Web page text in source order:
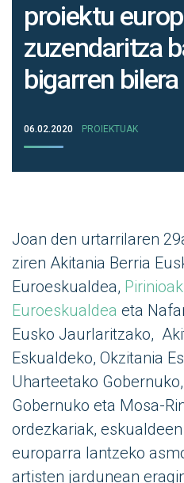
proiektu
zuzendaritza
bigarren bilera
06.02.2020 PROIEKTUAK
Joan den urtarrilaren
ziren Akitania Berria
Euroeskualdea,
Euroeskualdea eta
Eusko Jaurlaritzako,
Eskualdeko, Okzitania
Uharteetako
Gobernuko eta Mosa-
ordezkariak,
europarra lantzeko
artisten jardunean